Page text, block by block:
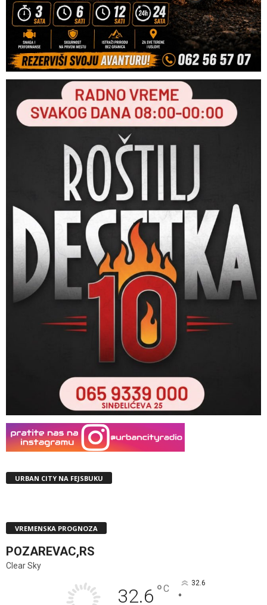
URBAN CITY NA FEJSBUKU
VREMENSKA PROGNOZA
POZAREVAC,RS
Clear Sky
32.6 °C 32.6
°